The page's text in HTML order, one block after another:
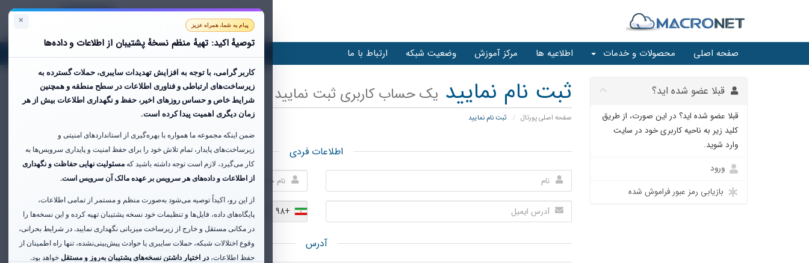
× پیام به شما، همراه عزیز
توصیهٔ اکید: تهیهٔ منظم نسخهٔ پشتیبان از اطلاعات و داده‌ها
کاربر گرامی، با توجه به افزایش تهدیدات سایبری، حملات گسترده به
زیرساخت‌های ارتباطی و فناوری اطلاعات در سطح منطقه و همچنین
شرایط خاص و حساس روزهای اخیر،حفظ و نگهداری اطلاعات بیش از هر
زمان دیگری اهمیت پیدا کرده است.
ضمن اینکه مجموعه ما همواره با بهره‌گیری از استانداردهای امنیتی و
زیرساخت‌های پایدار، تمام تلاش خود را برای حفظ امنیت و پایداری سرویس‌ها به
کار می‌گیرد، لازم است توجه داشته باشید کهمسئولیت نهایی حفاظت و نگهداری
از اطلاعات و داده‌های هر سرویس بر عهده مالک آن سرویس است.
از این رو، اکیداً توصیه می‌شود به‌صورت منظم و مستمر از تمامی اطلاعات،
پایگاه‌های داده، فایل‌ها و تنظیمات خود نسخه پشتیبان تهیه کرده و این نسخه‌ها را
در مکانی مستقل و خارج از زیرساخت میزبانی نگهداری نمایید. در شرایط بحرانی،
وقوع اختلالات شبکه، حملات سایبری یا حوادث پیش‌بینی‌نشده، تنها راه اطمینان از
حفظ اطلاعات،در اختیار داشتن نسخه‌های پشتیبان به‌روز و مستقلخواهد بود.
Persian ورود
صفحه اصلی محصولات و خدمات اطلاعیه ها مرکز آموزش وضعیت شبکه ارتباط با ما حساب کاربری
ثبت نام نمایید یک حساب کاربری ثبت نمایید . . .
صفحه اصلی پورتال ثبت نام نمایید
قبلا عضو شده اید؟
قبلا عضو شده اید؟ در این صورت، از طریق
کلید زیر به ناحیه کاربری خود در سایت
وارد شوید.
ورود
بازیابی رمز عبور فراموش شده
اطلاعات فردی
+98
آدرس